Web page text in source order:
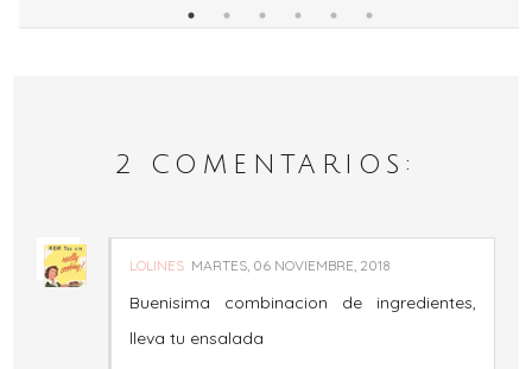
2 COMENTARIOS:
LOLINES MARTES, 06 NOVIEMBRE, 2018
Buenisima combinacion de ingredientes,
lleva tu ensalada